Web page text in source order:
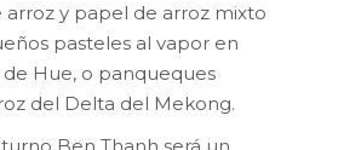
arroz y papel de arroz mixto
pasteles al vapor en
Hue, o panqueques
del Delta del Mekong.